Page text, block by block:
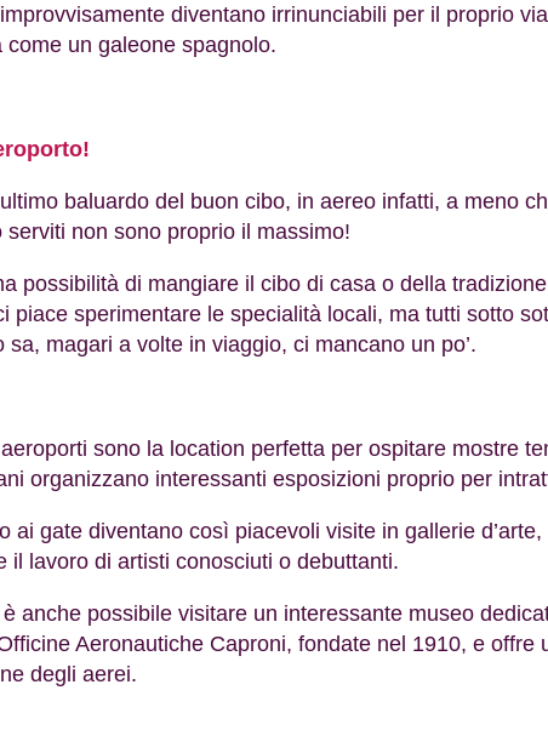
diventano irrinunciabili per il proprio
un galeone spagnolo.
baluardo del buon cibo, in aereo infatti, a meno
non sono proprio il massimo!
possibilità di mangiare il cibo di casa o della
piace sperimentare le specialità locali, ma tutti sotto
magari a volte in viaggio, ci mancano un po’.
sono la location perfetta per ospitare mostre
organizzano interessanti esposizioni proprio per
ai gate diventano così piacevoli visite in gallerie
il lavoro di artisti conosciuti o debuttanti.
anche possibile visitare un interessante museo
Aeronautiche Caproni, fondate nel 1910, e offre
degli aerei.